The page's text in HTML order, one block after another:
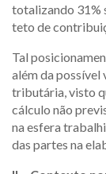
totalizando 31%
teto de
Tal
além da possível
tributária, visto
cálculo não
na esfera
das partes na